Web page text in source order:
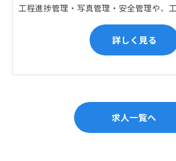
詳しく見る
求人一覧へ